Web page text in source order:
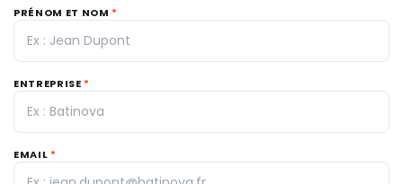
PRÉNOM ET NOM *
ENTREPRISE *
EMAIL *